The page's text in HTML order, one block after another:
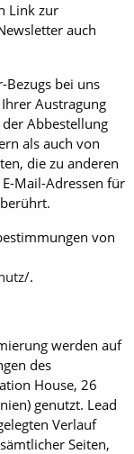
Link zur
auch
Bezugs bei uns
Austragung
Abbestellung
als auch von
die zu anderen
Mail-Adressen für
von
.
werden auf
des
House, 26
genutzt. Lead
Verlauf
Seiten,